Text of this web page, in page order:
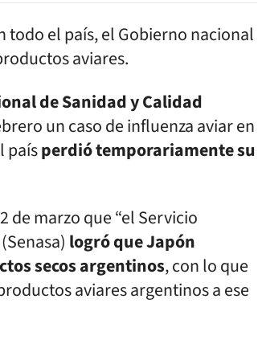
todo el país, el Gobierno nacional
aviares.
de Sanidad y Calidad
un caso de influenza aviar en
paísperdió temporariamente su
de marzo que “el Servicio
logró que Japón
secos argentinos, con lo que
aviares argentinos a ese